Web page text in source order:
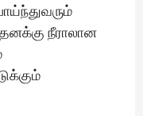
நீராலான